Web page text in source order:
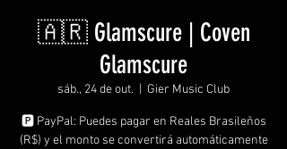
🇦🇷 Glamscure | Coven
Glamscure
sáb., 24 de out. Gier Music Club
🅿️ PayPal: Puedes pagar en Reales Brasileños
(R$) y el monto se convertirá automáticamente